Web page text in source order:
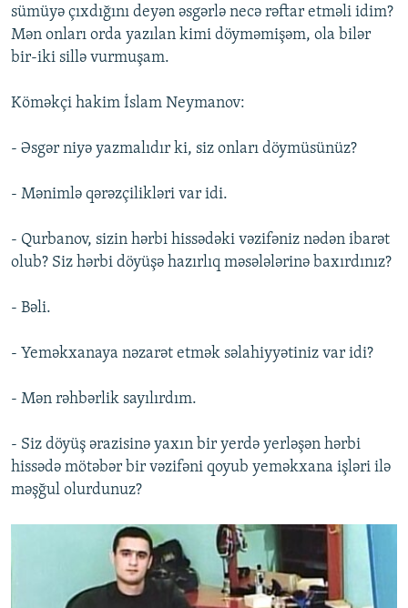
sümüyə çıxdığını deyən əsgərlə necə rəftar etməli idim?
Mən onları orda yazılan kimi döyməmişəm, ola bilər
bir-iki sillə vurmuşam.
Köməkçi hakim İslam Neymanov:
- Əsgər niyə yazmalıdır ki, siz onları döymüsünüz?
- Mənimlə qərəzçilikləri var idi.
- Qurbanov, sizin hərbi hissədəki vəzifəniz nədən ibarət
olub? Siz hərbi döyüşə hazırlıq məsələlərinə baxırdınız?
- Bəli.
- Yeməkxanaya nəzarət etmək səlahiyyətiniz var idi?
- Mən rəhbərlik sayılırdım.
- Siz döyüş ərazisinə yaxın bir yerdə yerləşən hərbi
hissədə mötəbər bir vəzifəni qoyub yeməkxana işləri ilə
məşğul olurdunuz?